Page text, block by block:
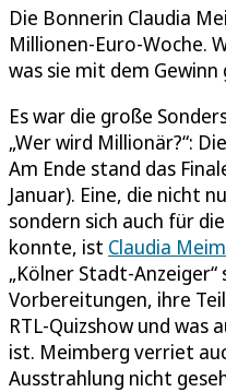
Die Bonnerin Claudia
Millionen-Euro-Woche.
was sie mit dem
Es war die große
„Wer wird Millionär?“:
Am Ende stand das
Januar). Eine, die nicht
sondern sich auch für
konnte, ist Claudia
„Kölner Stadt-
Vorbereitungen, ihre
RTL-Quizshow und was
ist. Meimberg verriet
Ausstrahlung nicht